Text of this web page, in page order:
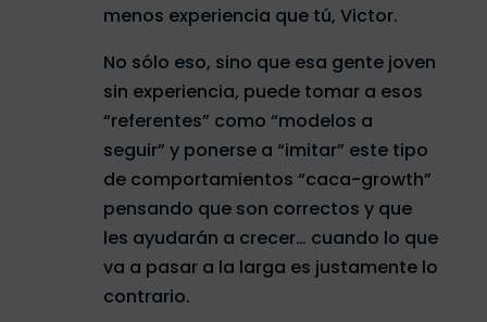
menos experiencia que tú, Victor.
No sólo eso, sino que esa gente joven
sin experiencia, puede tomar a esos
“referentes” como “modelos a
seguir” y ponerse a “imitar” este tipo
de comportamientos “caca-growth”
pensando que son correctos y que
les ayudarán a crecer… cuando lo que
va a pasar a la larga es justamente lo
contrario.